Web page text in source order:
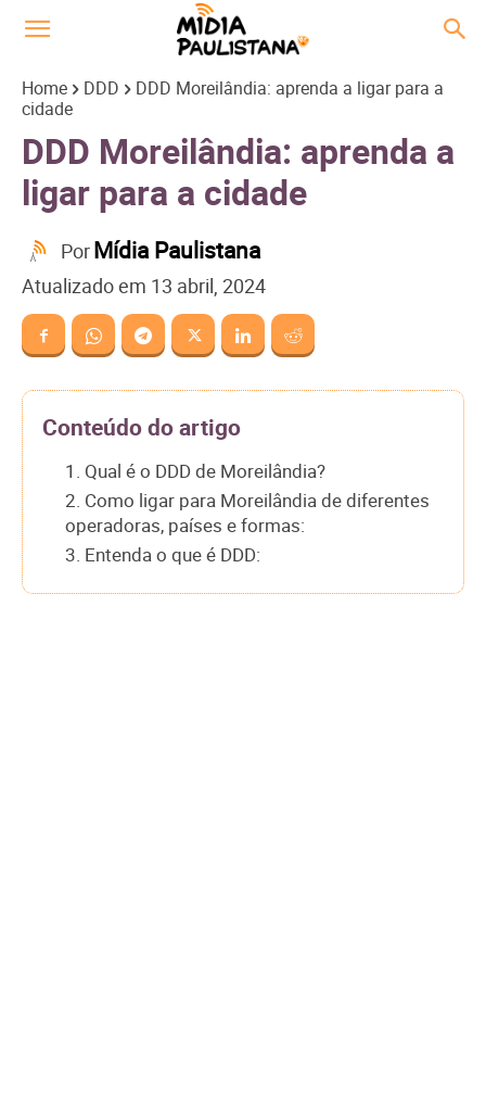
Home DDD
DDD Moreilândia: aprenda a ligar para a
cidade
DDD Moreilândia: aprenda a
ligar para a cidade
PorMídia Paulistana
Atualizado em 13 abril, 2024
Conteúdo do artigo
1. Qual é o DDD de Moreilândia?
2. Como ligar para Moreilândia de diferentes
operadoras, países e formas:
3. Entenda o que é DDD: